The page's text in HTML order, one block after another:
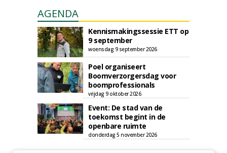
AGENDA
Kennismakingssessie ETT op
9 september
woensdag 9 september 2026
Poel organiseert
Boomverzorgersdag voor
boomprofessionals
vrijdag 9 oktober 2026
Event: De stad van de
toekomst begint in de
openbare ruimte
donderdag 5 november 2026